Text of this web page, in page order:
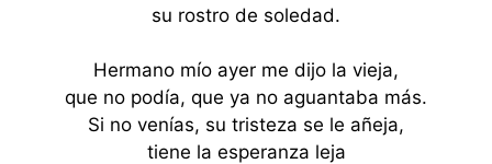
su rostro de soledad.
Hermano mío ayer me dijo la vieja,
que no podía, que ya no aguantaba más.
Si no venías, su tristeza se le añeja,
tiene la esperanza leja